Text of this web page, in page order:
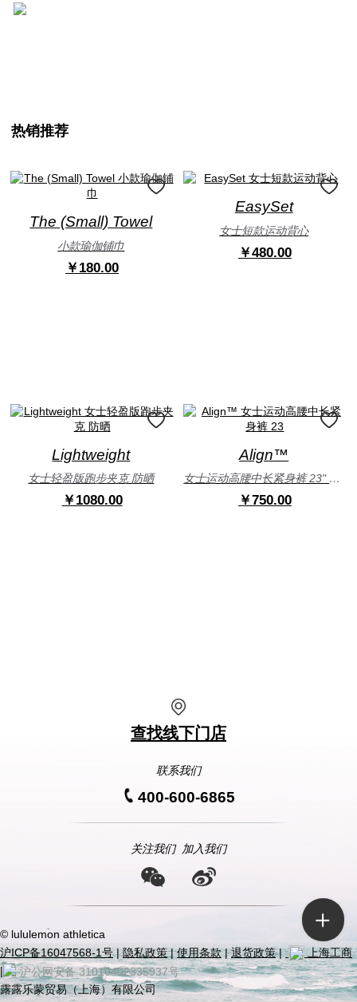
热销推荐
The (Small) Towel
小款瑜伽铺巾
￥180.00
EasySet
女士短款运动背心
￥480.00
Lightweight
女士轻盈版跑步夹克 防晒
￥1080.00
Align™
女士运动高腰中长紧身裤 23" 芯吸
￥750.00
查找线下门店
联系我们
400-600-6865
关注我们 加入我们
© lululemon athletica
沪ICP备16047568-1号|隐私政策|使用条款|退货政策|
上海工商
|
沪公网安备 31010402335937号
露露乐蒙贸易（上海）有限公司